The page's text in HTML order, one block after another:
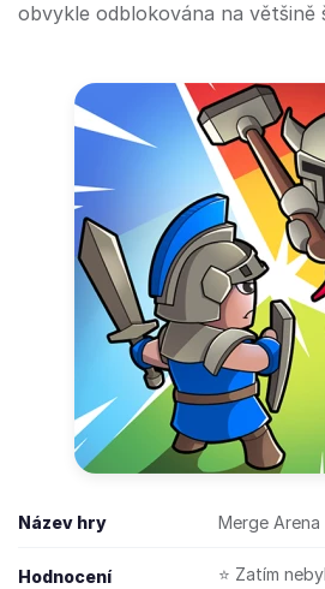
obvykle odblokována na většině
Název hry Merge Arena
Hodnocení ⭐ Zatím